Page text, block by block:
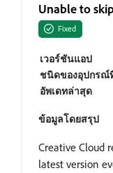
Unable to
Fixed
เวอร์ชันแอป
ชนิดของอุปกรณ์
อัพเดทล่าสุด
ข้อมูลโดยสรุป
Creative Cloud
latest version